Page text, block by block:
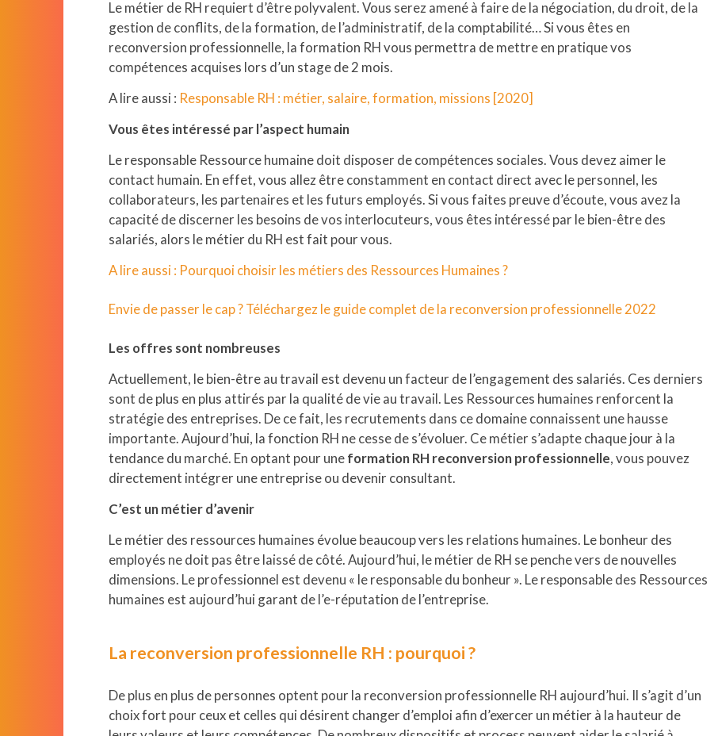
Nextformation
Webitech
Le métier de RH requiert d’être polyvalent. Vous serez amené à faire de la négociation, du droit, de la
gestion de conflits, de la formation, de l’administratif, de la comptabilité… Si vous êtes en
reconversion professionnelle, la formation RH vous permettra de mettre en pratique vos
compétences acquises lors d’un stage de 2 mois.
A lire aussi : Responsable RH : métier, salaire, formation, missions [2020]
Vous êtes intéressé par l’aspect humain
Le responsable Ressource humaine doit disposer de compétences sociales. Vous devez aimer le
contact humain. En effet, vous allez être constamment en contact direct avec le personnel, les
collaborateurs, les partenaires et les futurs employés. Si vous faites preuve d’écoute, vous avez la
capacité de discerner les besoins de vos interlocuteurs, vous êtes intéressé par le bien-être des
salariés, alors le métier du RH est fait pour vous.
A lire aussi : Pourquoi choisir les métiers des Ressources Humaines ?
Envie de passer le cap ? Téléchargez le guide complet de la reconversion professionnelle 2022
Les offres sont nombreuses
Actuellement, le bien-être au travail est devenu un facteur de l’engagement des salariés. Ces derniers
sont de plus en plus attirés par la qualité de vie au travail. Les Ressources humaines renforcent la
stratégie des entreprises. De ce fait, les recrutements dans ce domaine connaissent une hausse
importante. Aujourd’hui, la fonction RH ne cesse de s’évoluer. Ce métier s’adapte chaque jour à la
tendance du marché. En optant pour uneformation RH reconversion professionnelle, vous pouvez
directement intégrer une entreprise ou devenir consultant.
C’est un métier d’avenir
Le métier des ressources humaines évolue beaucoup vers les relations humaines. Le bonheur des
employés ne doit pas être laissé de côté. Aujourd’hui, le métier de RH se penche vers de nouvelles
dimensions. Le professionnel est devenu « le responsable du bonheur ». Le responsable des Ressources
humaines est aujourd’hui garant de l’e-réputation de l’entreprise.
La reconversion professionnelle RH : pourquoi ?
De plus en plus de personnes optent pour la reconversion professionnelle RH aujourd’hui. Il s’agit d’un
choix fort pour ceux et celles qui désirent changer d’emploi afin d’exercer un métier à la hauteur de